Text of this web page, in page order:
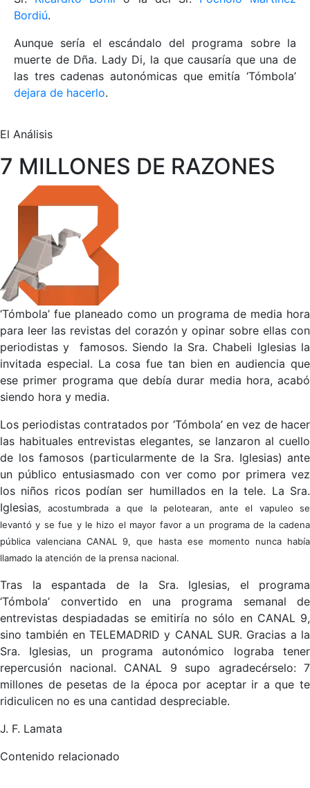
Bordiú.
Aunque sería el escándalo del programa sobre la
muerte de Dña. Lady Di, la que causaría que una de
las tres cadenas autonómicas que emitía ‘Tómbola’
dejara de hacerlo.
El Análisis
7 MILLONES DE RAZONES
‘Tómbola’ fue planeado como un programa de media hora
para leer las revistas del corazón y opinar sobre ellas con
periodistas y famosos. Siendo la Sra. Chabeli Iglesias la
invitada especial. La cosa fue tan bien en audiencia que
ese primer programa que debía durar media hora, acabó
siendo hora y media.
Los periodistas contratados por ‘Tómbola’ en vez de hacer
las habituales entrevistas elegantes, se lanzaron al cuello
de los famosos (particularmente de la Sra. Iglesias) ante
un público entusiasmado con ver como por primera vez
los niños ricos podían ser humillados en la tele. La Sra.
Iglesias, acostumbrada a que la pelotearan, ante el vapuleo se
levantó y se fue y le hizo el mayor favor a un programa de la cadena
pública valenciana CANAL 9, que hasta ese momento nunca había
llamado la atención de la prensa nacional.
Tras la espantada de la Sra. Iglesias, el programa
‘Tómbola’ convertido en una programa semanal de
entrevistas despiadadas se emitiría no sólo en CANAL 9,
sino también en TELEMADRID y CANAL SUR. Gracias a la
Sra. Iglesias, un programa autonómico lograba tener
repercusión nacional. CANAL 9 supo agradecérselo: 7
millones de pesetas de la época por aceptar ir a que te
ridiculicen no es una cantidad despreciable.
J. F. Lamata
Contenido relacionado